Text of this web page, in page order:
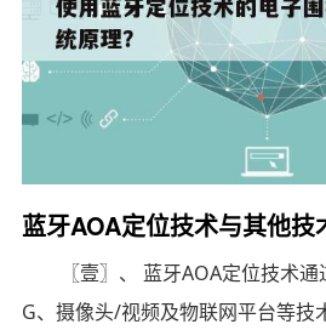
蓝牙AOA定位技术与其他技
〖壹〗、 蓝牙AOA定位技术
G、摄像头/视频及物联网平台等技